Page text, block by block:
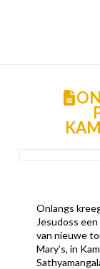
Onlangs
Jesudoss
van nieuwe
Mary’s, in